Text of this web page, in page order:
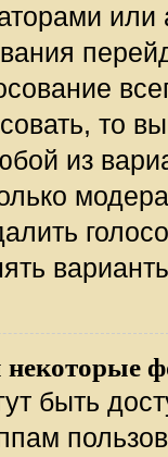
то
из
некоторые
быть